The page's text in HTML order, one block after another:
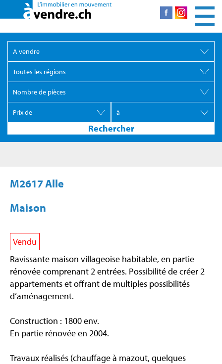
M2617 Alle
Maison
Vendu
Ravissante maison villageoise habitable, en partie
rénovée comprenant 2 entrées. Possibilité de créer 2
appartements et offrant de multiples possibilités
d’aménagement.
Construction : 1800 env.
En partie rénovée en 2004.
Travaux réalisés (chauffage à mazout, quelques